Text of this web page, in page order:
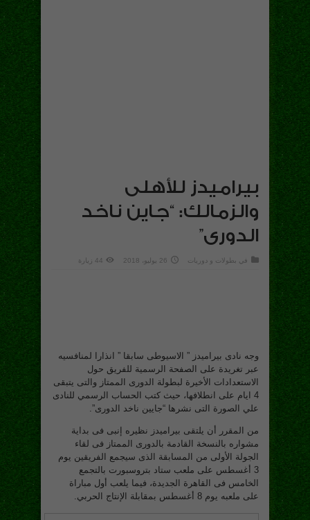
بيراميدز للأهلى
والزمالك: “جاين ناخد
الدورى”
في بطولات و دوريات 26 يوليو، 2018 44 زيارة
وجه نادى بيراميدز ” الاسيوطى سابقا ” انذارا لمنافسيه
عبر تغريدة على الصفحة الرسمية للفريق حول
الاستعدادات الأخيرة لبطولة الدورى الممتاز والتى يتبقى
4 ايام على انطلافها، حيث كتب الحساب الرسمي للنادى
علي الصورة التى نشرها “جايين ناخد الدورى”.
من المقرر أن يلتقى بيراميدز نظيره إنبى فى بداية
مشواره بالنسخة القادمة بالدورى الممتاز فى لقاء
الجولة الأولى من المسابقة الذى سيجمع الفريقين يوم
3 أغسطس على ملعب ستاد بتروسبورت بالتجمع
الخامس فى القاهرة الجديدة، فيما يلعب أول مباراة
على ملعبه يوم 8 أغسطس بمقابلة الإنتاج الحربي.